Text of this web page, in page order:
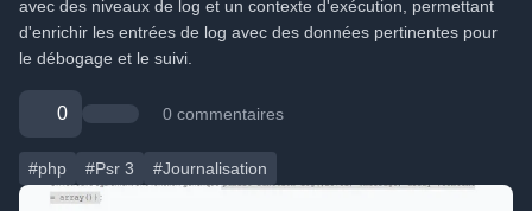
avec des niveaux de log et un contexte d'exécution, permettant
d'enrichir les entrées de log avec des données pertinentes pour
le débogage et le suivi.
0 0 commentaires
#php #Psr 3 #Journalisation